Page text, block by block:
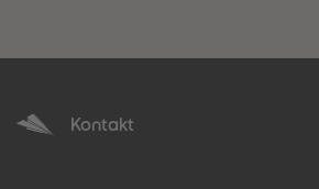
Kontakt